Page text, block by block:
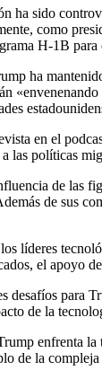
ha sido
como
H-1B
ha
en el
las políticas
de las
de sus
líderes
el apoyo
para
de la
enfrenta
de la